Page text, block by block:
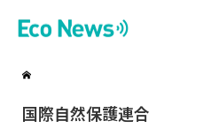
国際自然保護連合